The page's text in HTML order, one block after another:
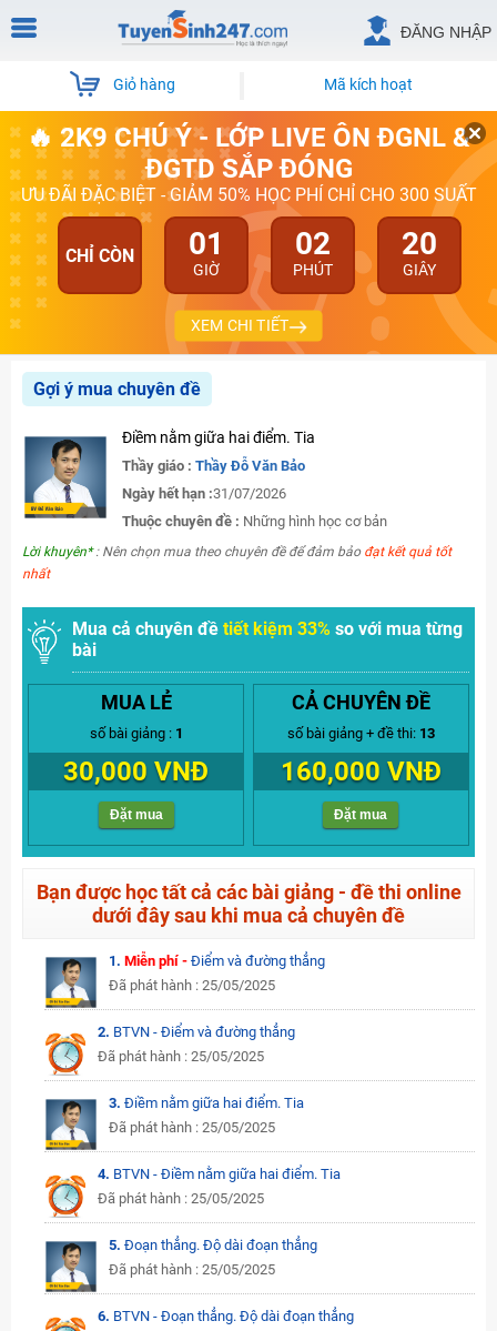
ĐĂNG NHẬP
Giỏ hàng Mã kích hoạt
🔥 2K9 CHÚ Ý - LỚP LIVE ÔN ĐGNL &
ĐGTD SẮP ĐÓNG
ƯU ĐÃI ĐẶC BIỆT - GIẢM 50% HỌC PHÍ CHỈ CHO 300 SUẤT
CHỈ CÒN 01
GIỜ
02
PHÚT
20
GIÂY
XEM CHI TIẾT
Gợi ý mua chuyên đề
Điềm nằm giữa hai điểm. Tia
Thầy giáo : Thầy Đỗ Văn Bảo
Ngày hết hạn :31/07/2026
Thuộc chuyên đề : Những hình học cơ bản
Lời khuyên*: Nên chọn mua theo chuyên đề để đảm bảo đạt kết quả tốt
nhất
Mua cả chuyên đề tiết kiệm 33% so với mua từng
bài
MUA LẺ
số bài giảng : 1
30,000 VNĐ
Đặt mua
CẢ CHUYÊN ĐỀ
số bài giảng + đề thi: 13
160,000 VNĐ
Đặt mua
Bạn được học tất cả các bài giảng - đề thi online
dưới đây sau khi mua cả chuyên đề
1. Miễn phí - Điểm và đường thẳng
Đã phát hành : 25/05/2025
2. BTVN - Điểm và đường thẳng
Đã phát hành : 25/05/2025
3. Điềm nằm giữa hai điểm. Tia
Đã phát hành : 25/05/2025
4. BTVN - Điềm nằm giữa hai điểm. Tia
Đã phát hành : 25/05/2025
5. Đoạn thẳng. Độ dài đoạn thẳng
Đã phát hành : 25/05/2025
6. BTVN - Đoạn thẳng. Độ dài đoạn thẳng